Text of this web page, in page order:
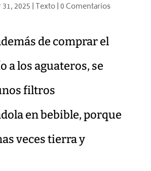
31, 2025 |Texto|0 Comentarios
de comprar el
a los aguateros, se
filtros
en bebible, porque
veces tierra y